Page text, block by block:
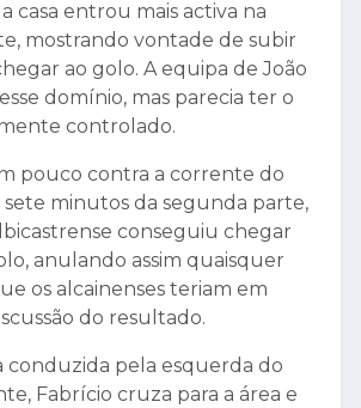
casa entrou mais activa na
mostrando vontade de subir
ao golo. A equipa de João
domínio, mas parecia ter o
controlado.
pouco contra a corrente do
sete minutos da segunda parte,
conseguiu chegar
anulando assim quaisquer
os alcainenses teriam em
do resultado.
conduzida pela esquerda do
Fabrício cruza para a área e